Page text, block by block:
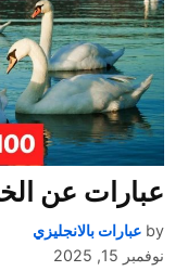
عبارات عن
by عبارات بالانجليزي
نوفمبر 15, 2025